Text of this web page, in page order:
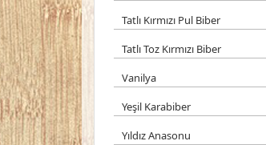
Tatlı Kırmızı Pul Biber
Tatlı Toz Kırmızı Biber
Vanilya
Yeşil Karabiber
Yıldız Anasonu